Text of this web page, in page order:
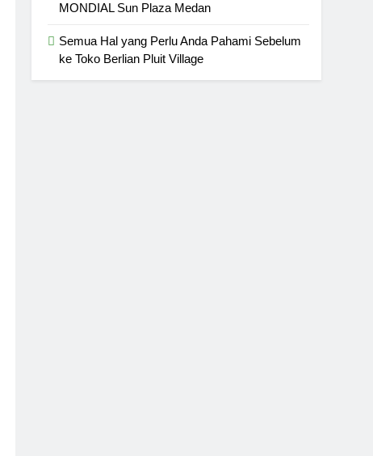
MONDIAL Sun Plaza Medan
Semua Hal yang Perlu Anda Pahami Sebelum
ke Toko Berlian Pluit Village